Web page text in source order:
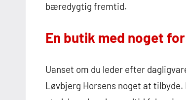
bæredygtig fremtid.
En butik med noget
Uanset om du leder efter
Løvbjerg Horsens noget at